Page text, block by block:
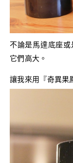
不論是馬達底座
它們高大。
讓我來用『奇異果